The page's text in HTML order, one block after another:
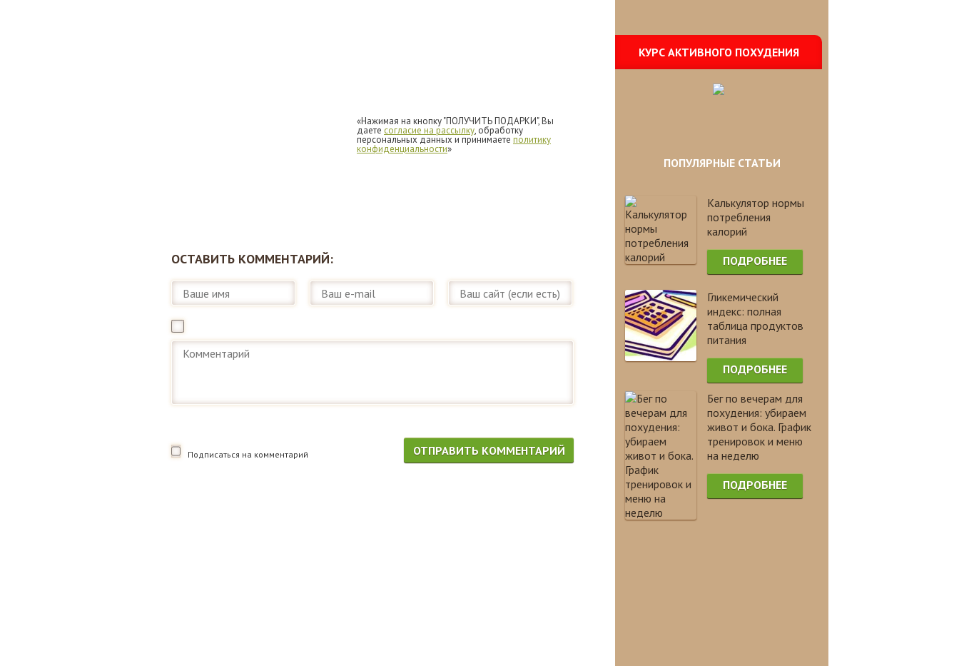
«Нажимая на кнопку "ПОЛУЧИТЬ ПОДАРКИ", Вы
даете согласие на рассылку, обработку
персональных данных и принимаете политику
конфиденциальности»
ОСТАВИТЬ КОММЕНТАРИЙ:
Подписаться на комментарий
КУРС АКТИВНОГО ПОХУДЕНИЯ
ПОПУЛЯРНЫЕ СТАТЬИ
Калькулятор нормы
потребления
калорий
ПОДРОБНЕЕ
Гликемический
индекс: полная
таблица продуктов
питания
ПОДРОБНЕЕ
Бег по вечерам для
похудения: убираем
живот и бока. График
тренировок и меню
на неделю
ПОДРОБНЕЕ